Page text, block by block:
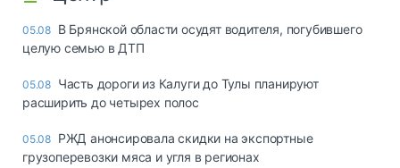
05.08 В Брянской области осудят водителя, погубившего
целую семью в ДТП
05.08 Часть дороги из Калуги до Тулы планируют
расширить до четырех полос
05.08 РЖД анонсировала скидки на экспортные
грузоперевозки мяса и угля в регионах